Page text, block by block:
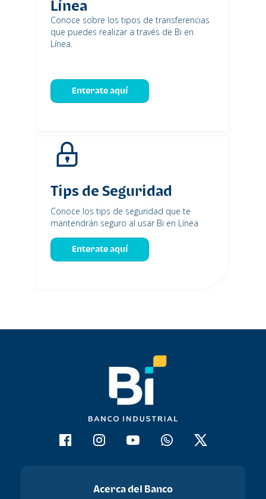
Línea
Conoce sobre los tipos de transferencias
que puedes realizar a través de Bi en
Línea.
Enterate aquí
Tips de Seguridad
Conoce los tips de seguridad que te
mantendrán seguro al usar Bi en Línea
Enterate aquí
Acerca del Banco